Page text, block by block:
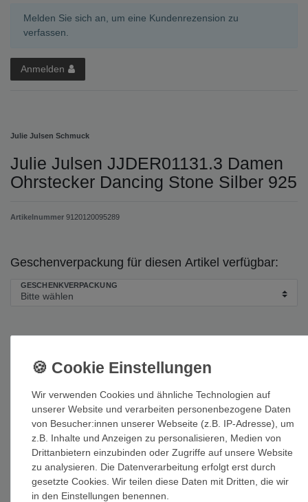
Melden Sie sich an, um eine Kundenrezension zu
verfassen.
Anmelden
Julie Julsen Schmuck
Julie Julsen JJDER01131.3 Damen
Ohrstecker Dancing Stone Silber 925
Artikelnummer 9120120095289
Geschenverpackung für diesen Artikel verfügbar:
GESCHENKVERPACKUNG
89,40 EUR
Inhalt1
Auf Lager: Auslieferung innerhalb von 1-3 Tagen nach
In den Warenkorb
Wir verwenden Cookies und ähnliche Technologien auf
unserer Website und verarbeiten personenbezogene Daten
von Besucher:innen unserer Webseite (z.B. IP-Adresse), um
z.B. Inhalte und Anzeigen zu personalisieren, Medien von
Drittanbietern einzubinden oder Zugriffe auf unsere Website
zu analysieren. Die Datenverarbeitung erfolgt erst durch
gesetzte Cookies. Wir teilen diese Daten mit Dritten, die wir
in den Einstellungen benennen.